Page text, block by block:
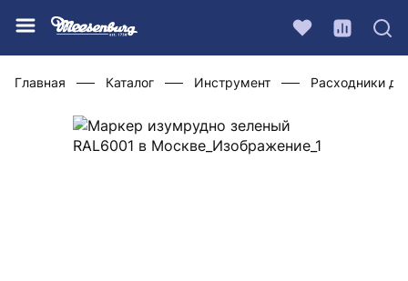
Главная Каталог Инструмент Расходники